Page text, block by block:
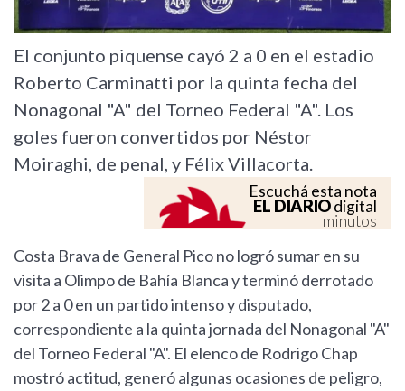
El conjunto piquense cayó 2 a 0 en el estadio
Roberto Carminatti por la quinta fecha del
Nonagonal "A" del Torneo Federal "A". Los
goles fueron convertidos por Néstor
Moiraghi, de penal, y Félix Villacorta.
Escuchá esta nota
EL DIARIOdigital
minutos
Costa Brava de General Pico no logró sumar en su
visita a Olimpo de Bahía Blanca y terminó derrotado
por 2 a 0 en un partido intenso y disputado,
correspondiente a la quinta jornada del Nonagonal "A"
del Torneo Federal "A". El elenco de Rodrigo Chap
mostró actitud, generó algunas ocasiones de peligro,